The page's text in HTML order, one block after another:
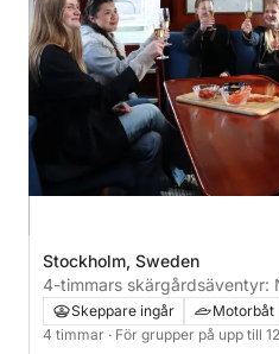
Stockholm, Sweden
4-timmars skärgårdsäventyr:
mysigt restaurangstopp
Skeppare ingår
Motorbåt
4 timmar · För grupper på upp till